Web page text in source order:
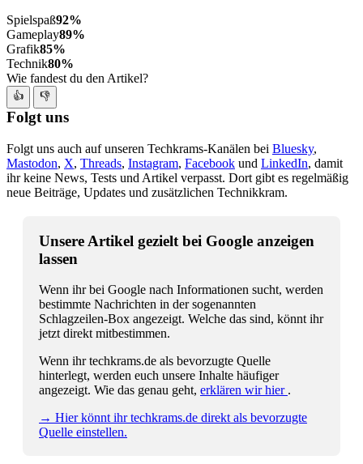
Spielspaß92%
Gameplay89%
Grafik85%
Technik80%
Wie fandest du den Artikel?
👍 👎
Folgt uns
Folgt uns auch auf unseren Techkrams-Kanälen bei Bluesky,
Mastodon, X, Threads, Instagram, Facebook und LinkedIn, damit
ihr keine News, Tests und Artikel verpasst. Dort gibt es regelmäßig
neue Beiträge, Updates und zusätzlichen Technikkram.
Unsere Artikel gezielt bei Google anzeigen
lassen
Wenn ihr bei Google nach Informationen sucht, werden
bestimmte Nachrichten in der sogenannten
Schlagzeilen-Box angezeigt. Welche das sind, könnt ihr
jetzt direkt mitbestimmen.
Wenn ihr techkrams.de als bevorzugte Quelle
hinterlegt, werden euch unsere Inhalte häufiger
angezeigt. Wie das genau geht, erklären wir hier .
→ Hier könnt ihr techkrams.de direkt als bevorzugte
Quelle einstellen.